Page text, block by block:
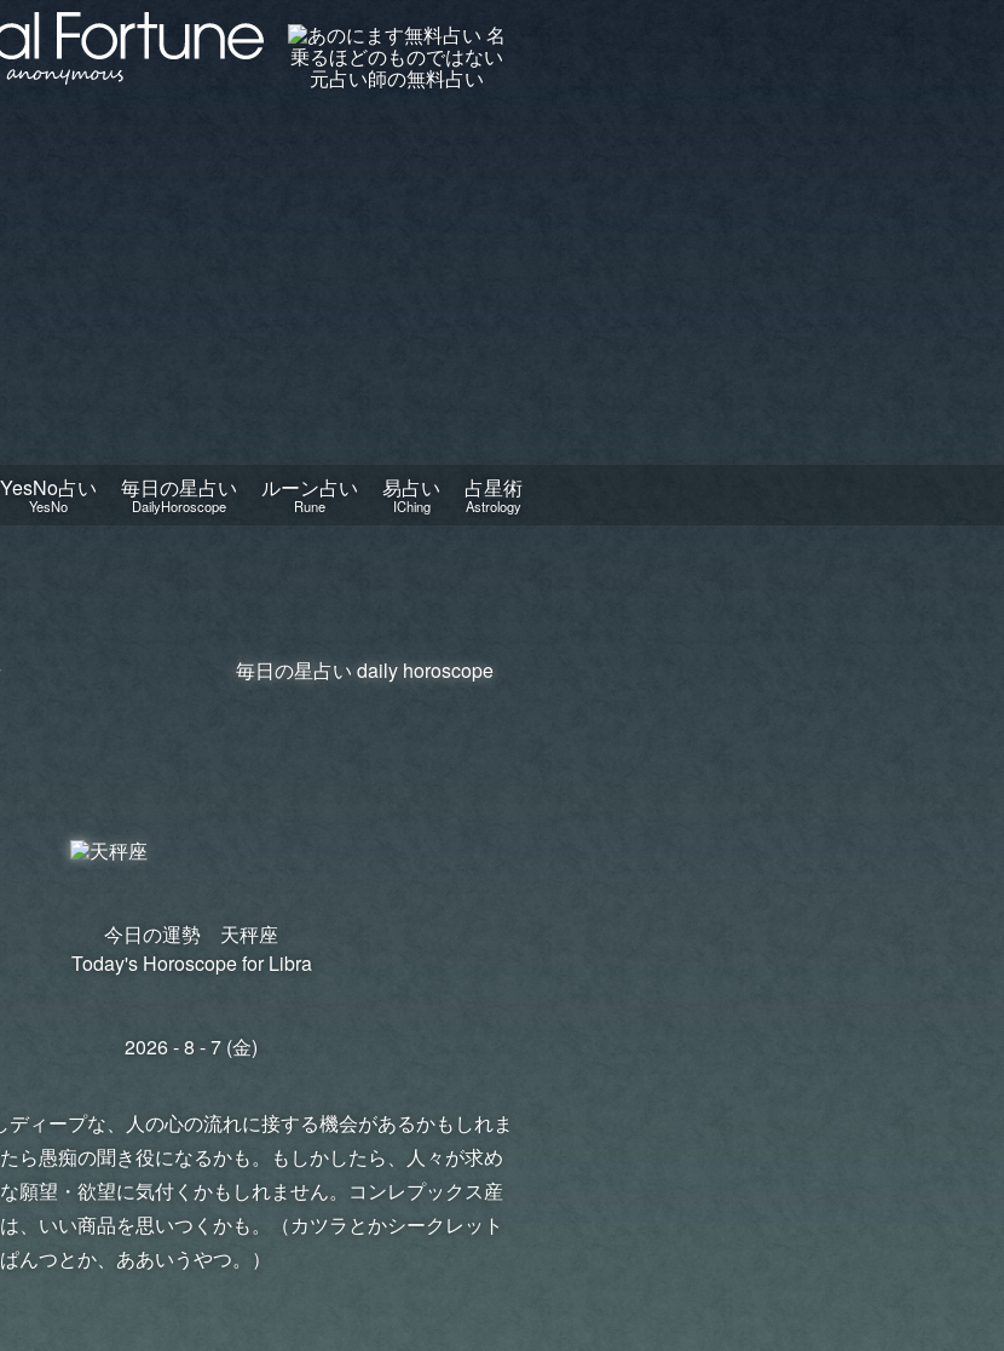
YesNo占い
YesNo
毎日の星占い
DailyHoroscope
ルーン占い
Rune
易占い
IChing
占星術
Astrology
今日の運勢 天秤座
Today's Horoscope for Libra
2026 - 8 - 7 (金)
ディープな、人の心の流れに接する機会があるかもしれま
ら愚痴の聞き役になるかも。もしかしたら、人々が求め
願望・欲望に気付くかもしれません。コンレプックス産
、いい商品を思いつくかも。（カツラとかシークレット
んつとか、ああいうやつ。）